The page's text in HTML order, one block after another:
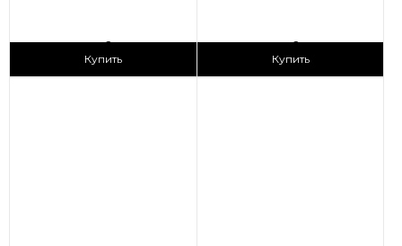
2
Купить
2
Купить